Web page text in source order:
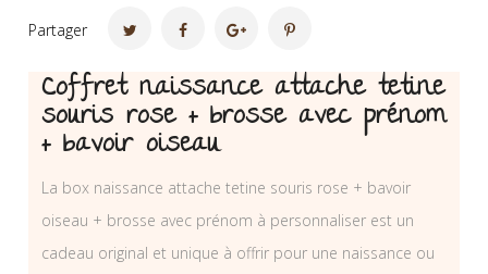
Partager
Coffret naissance attache tetine
souris rose + brosse avec prénom
+ bavoir oiseau
La box naissance attache tetine souris rose + bavoir
oiseau + brosse avec prénom à personnaliser est un
cadeau original et unique à offrir pour une naissance ou